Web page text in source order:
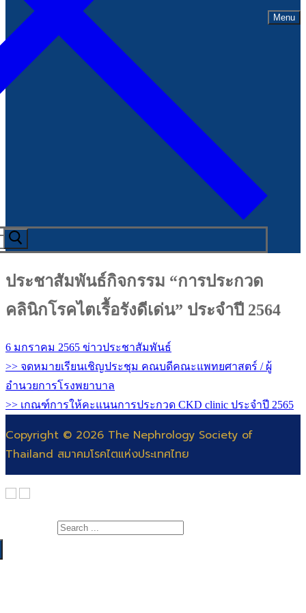
Menu
ประชาสัมพันธ์กิจกรรม “การประกวด
คลินิกโรคไตเรื้อรังดีเด่น” ประจำปี 2564
6 มกราคม 2565 ข่าวประชาสัมพันธ์
>> จดหมายเรียนเชิญประชุม คณบดีคณะแพทยศาสตร์ / ผู้
อำนวยการโรงพยาบาล
>> เกณฑ์การให้คะแนนการประกวด CKD clinic ประจำปี 2565
Copyright © 2026 The Nephrology Society of
Thailand สมาคมโรคไตแห่งประเทศไทย